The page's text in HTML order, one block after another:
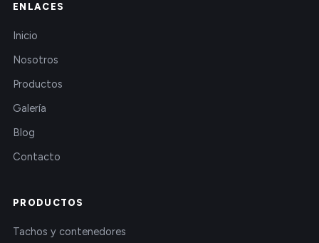
ENLACES
Inicio
Nosotros
Productos
Galería
Blog
Contacto
PRODUCTOS
Tachos y contenedores